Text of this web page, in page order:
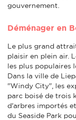
gouvernement.
Déménager en
Le plus grand
plaisir en plein air.
les plus populaires
Dans la ville de
"Windy City", les
parc boisé de trois
d'arbres importés
du Seaside Park